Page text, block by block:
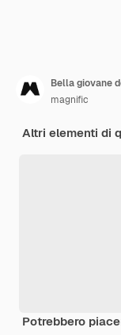
Bella giovane
magnific
Altri elementi di
Potrebbero